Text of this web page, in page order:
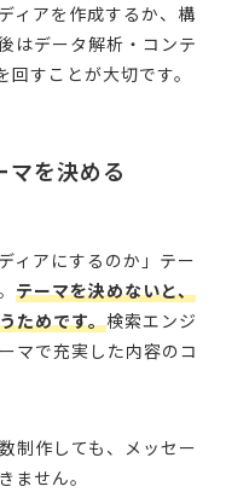
ィアを作成するか、構
はデータ解析・コンテ
すことが大切です。
マを決める
ィアにするのか」テー
テーマを決めないと、
ためです。検索エンジ
マで充実した内容のコ
制作しても、メッセー
ません。